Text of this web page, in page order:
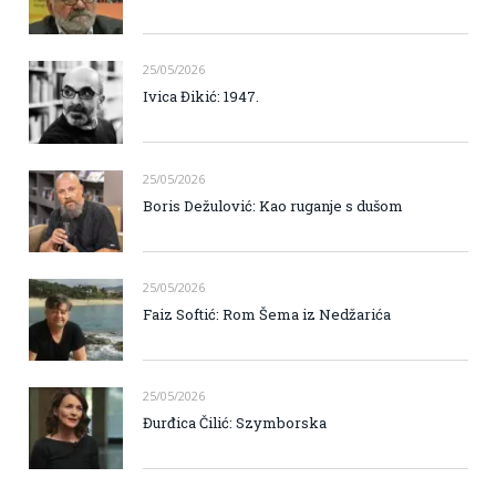
25/05/2026
Ivica Đikić: 1947.
25/05/2026
Boris Dežulović: Kao ruganje s dušom
25/05/2026
Faiz Softić: Rom Šema iz Nedžarića
25/05/2026
Đurđica Čilić: Szymborska